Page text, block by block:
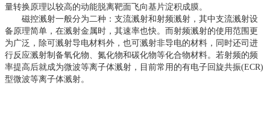
量转换原理以较高的动能脱离靶面飞向基片淀积成膜。
磁控溅射一般分为二种：支流溅射和射频溅射，其中支流溅射设
备原理简单，在溅射金属时，其速率也快。而射频溅射的使用范围更
为广泛，除可溅射导电材料外，也可溅射非导电的材料，同时还司进
行反应溅射制备氧化物、氮化物和碳化物等化合物材料。若射频的频
率提高后就成为微波等离子体溅射，目前常用的有电子回旋共振(ECR)
型微波等离子体溅射。